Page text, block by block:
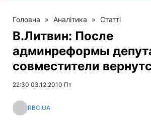
Головна » Аналітика » Статті
В.Литвин: После
админреформы
совместители
22:30 03.12.2010 Пт
RBC.UA